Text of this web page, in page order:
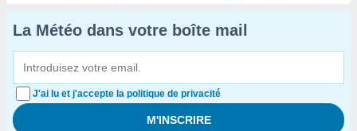
La Météo dans votre boîte mail
J'ai lu et j'accepte la politique de privacité